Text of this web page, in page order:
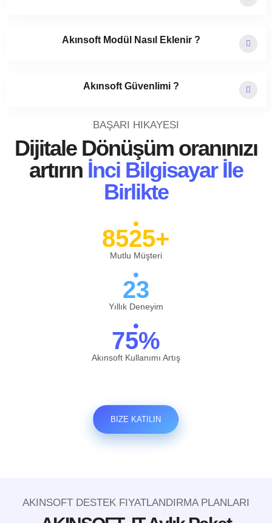
Akınsoft Modül Nasıl Eklenir ?
Akınsoft Güvenlimi ?
BAŞARI HIKAYESI
Dijitale Dönüşüm oranınızı
artırın İnci Bilgisayar İle
Birlikte
8525+
Mutlu Müşteri
23
Yıllık Deneyim
75%
Akınsoft Kullanımı Artış
BIZE KATILIN
AKINSOFT DESTEK FIYATLANDIRMA PLANLARI